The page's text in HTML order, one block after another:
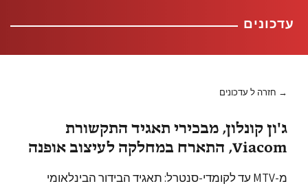
עדכונים
→ חזרה ל עדכונים
ג'ון קונלון, מבכירי תאגיד התקשורת
Viacom, התארח במחלקה לעיצוב אופנה
מ-MTV עד לקומדי-סנטרל: תאגיד הבידור הבינלאומי